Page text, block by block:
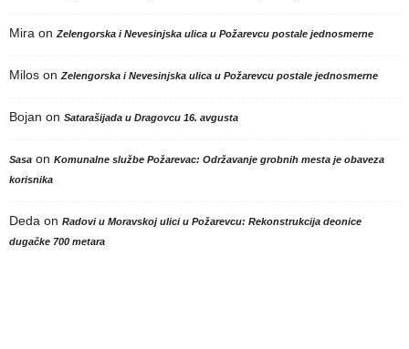
Mira on Zelengorska i Nevesinjska ulica u Požarevcu postale jednosmerne
Milos on Zelengorska i Nevesinjska ulica u Požarevcu postale jednosmerne
Bojan on Satarašijada u Dragovcu 16. avgusta
Sasa on Komunalne službe Požarevac: Održavanje grobnih mesta je obaveza
korisnika
Deda on Radovi u Moravskoj ulici u Požarevcu: Rekonstrukcija deonice
dugačke 700 metara